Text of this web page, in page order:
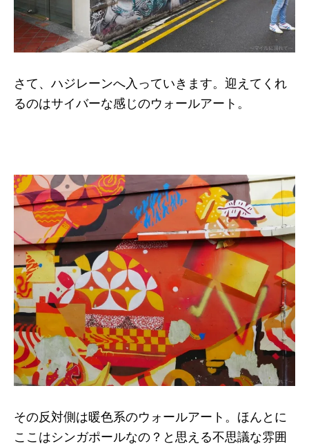
さて、ハジレーンへ入っていきます。迎えてくれ
るのはサイバーな感じのウォールアート。
その反対側は暖色系のウォールアート。ほんとに
ここはシンガポールなの？と思える不思議な雰囲